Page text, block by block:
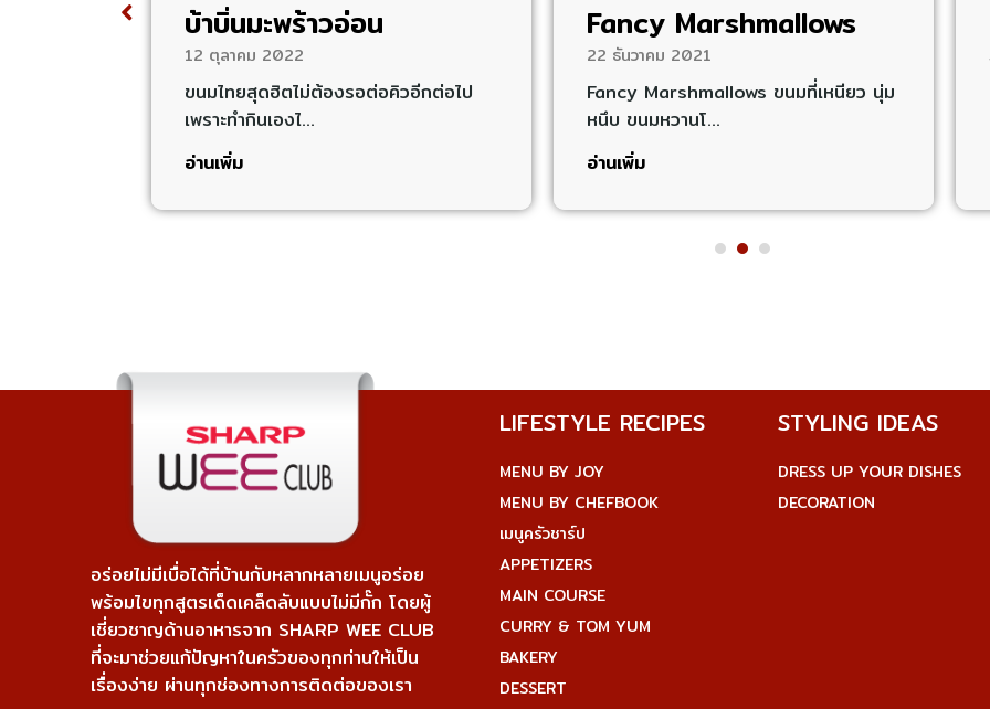
บ้าบิ่นมะพร้าวอ่อน
12 ตุลาคม 2022
ขนมไทยสุดฮิตไม่ต้องรอต่อคิวอีกต่อไป
เพราะทำกินเองไ…
อ่านเพิ่ม
Fancy Marshmallows
22 ธันวาคม 2021
Fancy Marshmallows ขนมที่เหนียว นุ่ม
หนึบ ขนมหวานโ…
อ่านเพิ่ม
อร่อยไม่มีเบื่อได้ที่บ้านกับหลากหลายเมนูอร่อย
พร้อมไขทุกสูตรเด็ดเคล็ดลับแบบไม่มีกั๊ก โดยผู้
เชี่ยวชาญด้านอาหารจาก SHARP WEE CLUB
ที่จะมาช่วยแก้ปัญหาในครัวของทุกท่านให้เป็น
เรื่องง่าย ผ่านทุกช่องทางการติดต่อของเรา
LIFESTYLE RECIPES
MENU BY JOY
MENU BY CHEFBOOK
เมนูครัวชาร์ป
APPETIZERS
MAIN COURSE
CURRY & TOM YUM
BAKERY
DESSERT
STYLING IDEAS
DRESS UP YOUR DISHES
DECORATION